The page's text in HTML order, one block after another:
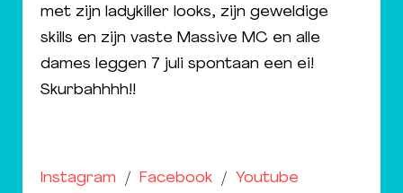
met zijn ladykiller looks, zijn geweldige
skills en zijn vaste Massive MC​ en alle
dames leggen 7 juli spontaan een ei!
Skurbahhhh!!
Instagram / Facebook / Youtube